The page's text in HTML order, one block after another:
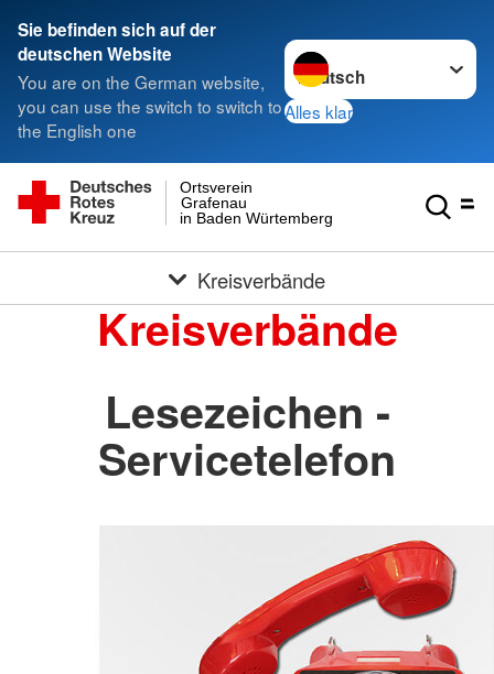
Sie befinden sich auf der
deutschen Website
You are on the German website,
you can use the switch to switch to
the English one
Sprache wechseln zu
Alles klar
in Baden Würtemberg
Grafenau
Ortsverein
Kreisverbände
Kreisverbände
Lesezeichen -
Servicetelefon